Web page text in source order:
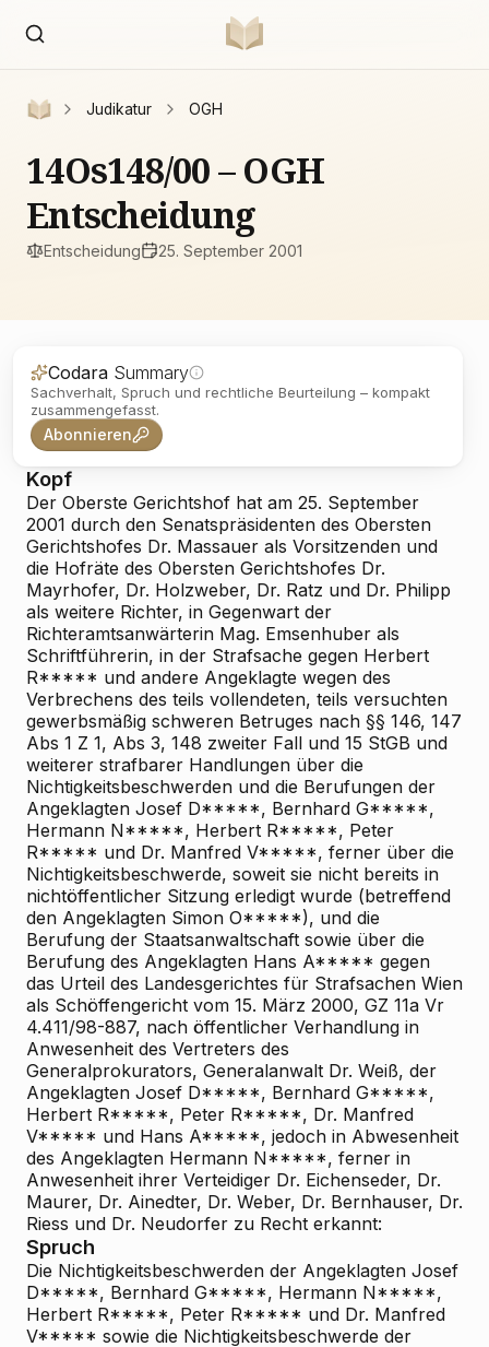
Judikatur OGH
14Os148/00 – OGH
Entscheidung
Entscheidung 25. September 2001
Codara Summary
Sachverhalt, Spruch und rechtliche Beurteilung – kompakt
zusammengefasst.
Abonnieren
Kopf
Der Oberste Gerichtshof hat am 25. September
2001 durch den Senatspräsidenten des Obersten
Gerichtshofes Dr. Massauer als Vorsitzenden und
die Hofräte des Obersten Gerichtshofes Dr.
Mayrhofer, Dr. Holzweber, Dr. Ratz und Dr. Philipp
als weitere Richter, in Gegenwart der
Richteramtsanwärterin Mag. Emsenhuber als
Schriftführerin, in der Strafsache gegen Herbert
R***** und andere Angeklagte wegen des
Verbrechens des teils vollendeten, teils versuchten
gewerbsmäßig schweren Betruges nach §§ 146, 147
Abs 1 Z 1, Abs 3, 148 zweiter Fall und 15 StGB und
weiterer strafbarer Handlungen über die
Nichtigkeitsbeschwerden und die Berufungen der
Angeklagten Josef D*****, Bernhard G*****,
Hermann N*****, Herbert R*****, Peter
R***** und Dr. Manfred V*****, ferner über die
Nichtigkeitsbeschwerde, soweit sie nicht bereits in
nichtöffentlicher Sitzung erledigt wurde (betreffend
den Angeklagten Simon O*****), und die
Berufung der Staatsanwaltschaft sowie über die
Berufung des Angeklagten Hans A***** gegen
das Urteil des Landesgerichtes für Strafsachen Wien
als Schöffengericht vom 15. März 2000, GZ 11a Vr
4.411/98-887, nach öffentlicher Verhandlung in
Anwesenheit des Vertreters des
Generalprokurators, Generalanwalt Dr. Weiß, der
Angeklagten Josef D*****, Bernhard G*****,
Herbert R*****, Peter R*****, Dr. Manfred
V***** und Hans A*****, jedoch in Abwesenheit
des Angeklagten Hermann N*****, ferner in
Anwesenheit ihrer Verteidiger Dr. Eichenseder, Dr.
Maurer, Dr. Ainedter, Dr. Weber, Dr. Bernhauser, Dr.
Riess und Dr. Neudorfer zu Recht erkannt:
Spruch
Die Nichtigkeitsbeschwerden der Angeklagten Josef
D*****, Bernhard G*****, Hermann N*****,
Herbert R*****, Peter R***** und Dr. Manfred
V***** sowie die Nichtigkeitsbeschwerde der